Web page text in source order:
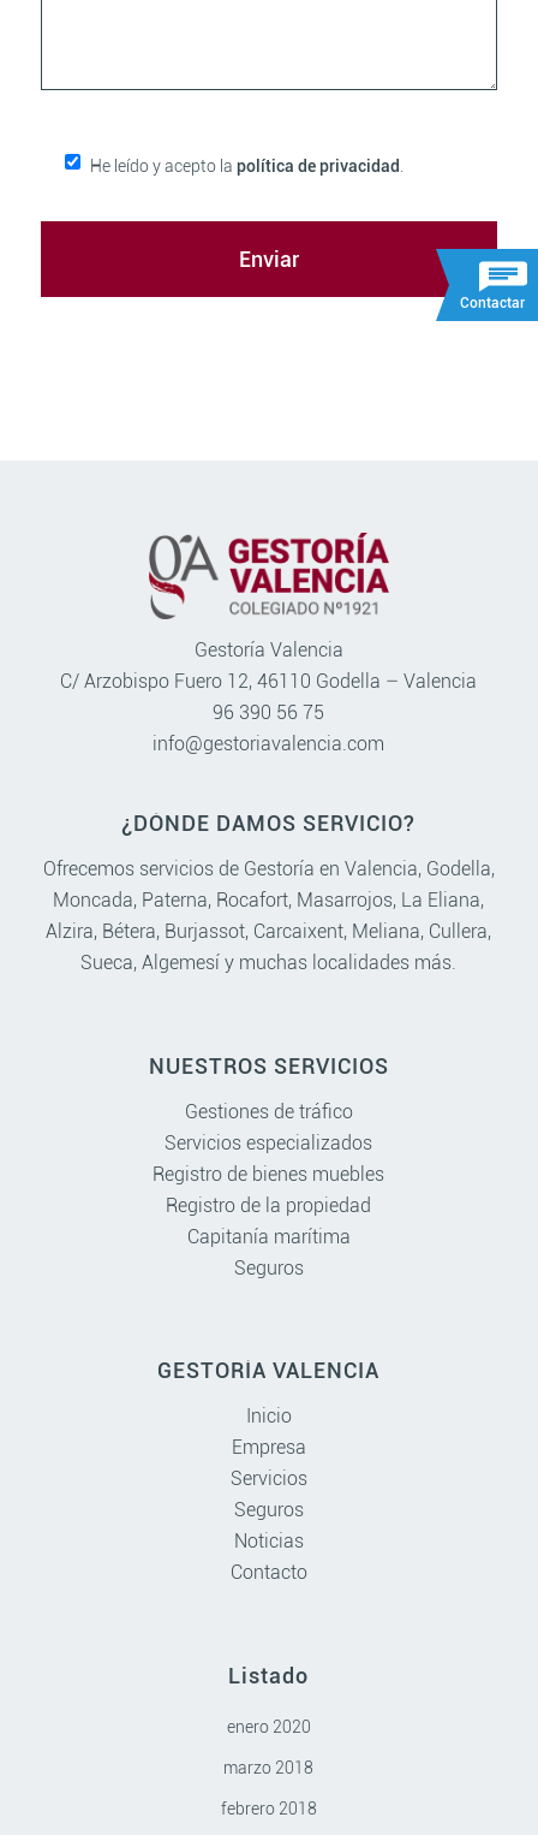
He leído y acepto la política de privacidad
Contactar
Gestoría Valencia
C/ Arzobispo Fuero 12, 46110 Godella – Valencia
96 390 56 75
info@gestoriavalencia.com
¿DÓNDE DAMOS SERVICIO?
Ofrecemos servicios de Gestoría en Valencia, Godella,
Moncada, Paterna, Rocafort, Masarrojos, La Eliana,
Alzira, Bétera, Burjassot, Carcaixent, Meliana, Cullera,
Sueca,Algemesí y muchas localidades más.
NUESTROS SERVICIOS
Gestiones de tráfico
Servicios especializados
Registro de bienes muebles
Registro de la propiedad
Capitanía marítima
Seguros
GESTORÍA VALENCIA
Inicio
Empresa
Servicios
Seguros
Noticias
Contacto
Listado
enero 2020
marzo 2018
febrero 2018